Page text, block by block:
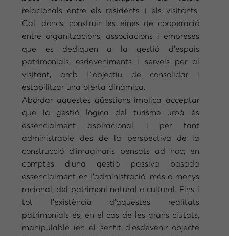
relacionals entre els residents i els visitants.
Cal, doncs, construir les eines de cooperació
entre organitzacions, associacions i empreses
que es dediquen a la gestió d’espais
patrimonials, esdeveniments i serveis per al
visitant, amb l´objectiu de consolidar i
estabilitzar una oferta dinàmica.
Abordar aquestes qüestions implica acceptar
que la gestió lògica del turisme urbà és
essencialment aspiracional, i per tant
administrable des de la perspectiva de la
construcció d’imaginaris pensats ad hoc; en
comptes d’una gestió passiva basada
essencialment en l’administració, més o menys
racional, del patrimoni natural o cultural. Fins i
tot l’existència d’aquestes realitats
patrimonials és, en el cas de les grans ciutats,
manipulable (en el sentit d’esdevenir objecte